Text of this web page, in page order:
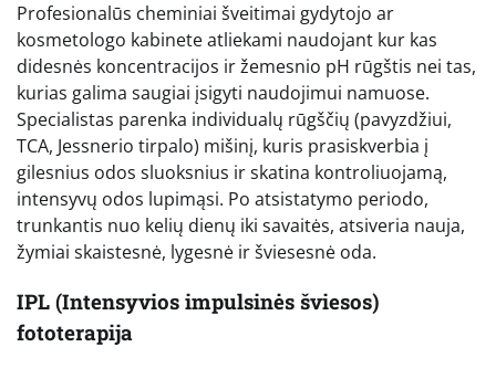
Profesionalūs cheminiai šveitimai gydytojo ar
kosmetologo kabinete atliekami naudojant kur kas
didesnės koncentracijos ir žemesnio pH rūgštis nei tas,
kurias galima saugiai įsigyti naudojimui namuose.
Specialistas parenka individualų rūgščių (pavyzdžiui,
TCA, Jessnerio tirpalo) mišinį, kuris prasiskverbia į
gilesnius odos sluoksnius ir skatina kontroliuojamą,
intensyvų odos lupimąsi. Po atsistatymo periodo,
trunkantis nuo kelių dienų iki savaitės, atsiveria nauja,
žymiai skaistesnė, lygesnė ir šviesesnė oda.
IPL (Intensyvios impulsinės šviesos)
fototerapija